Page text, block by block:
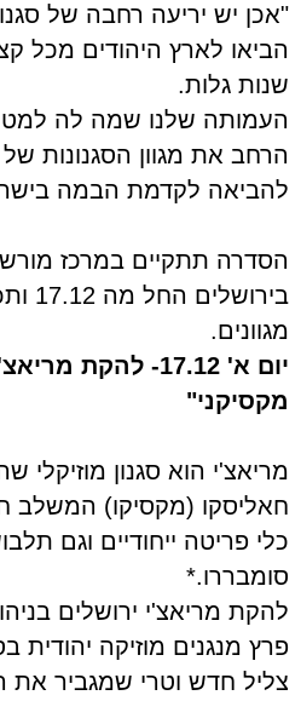
"אכן יש יריעה רחבה של
הביאו לארץ היהודים מכל
שנות גלות.
העמותה שלנו שמה לה
הרחב את מגוון הסגנונות של
להביאה לקדמת הבמה
הסדרה תתקיים במרכז
מגוונים.
יום א' 17.12-
להקת
מקסיקני"
מריאצ'י הוא סגנון
חאליסקו (מקסיקו) המשלב
כלי פריטה ייחודיים וגם
סומבררו.*
להקת מריאצ'י ירושלים
פרץ מנגנים מוזיקה יהודית
צליל חדש וטרי שמגביר את